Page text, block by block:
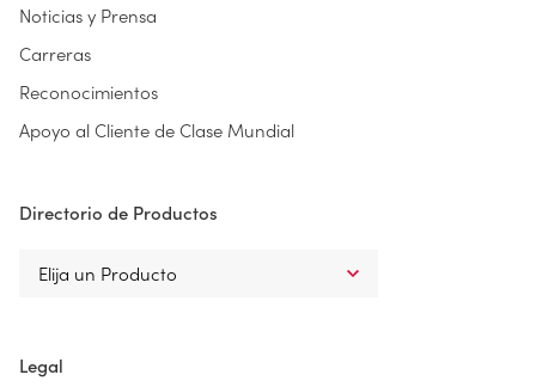
Noticias y Prensa
Carreras
Reconocimientos
Apoyo al Cliente de Clase Mundial
Directorio de Productos
Legal